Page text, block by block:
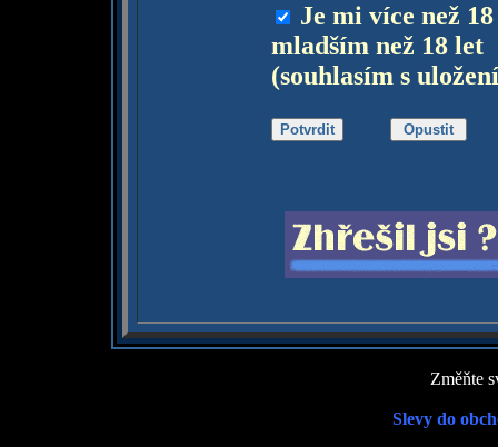
Je mi více než
mladším než 18 let
(souhlasím s
Změňte
Slevy do